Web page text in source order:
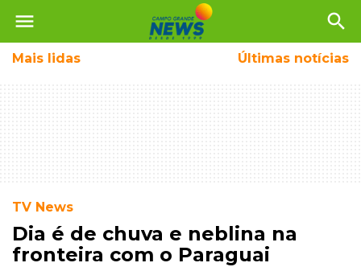
menu search
Mais lidas Últimas notícias
TV News
Dia é de chuva e neblina na
fronteira com o Paraguai